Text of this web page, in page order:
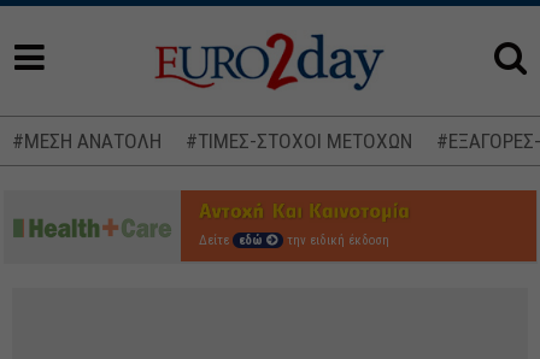
#ΜΕΣΗ ΑΝΑΤΟΛΗ #ΤΙΜΕΣ-ΣΤΟΧΟΙ ΜΕΤΟΧΩΝ
Δείτε εδώ την ειδική έκδοση